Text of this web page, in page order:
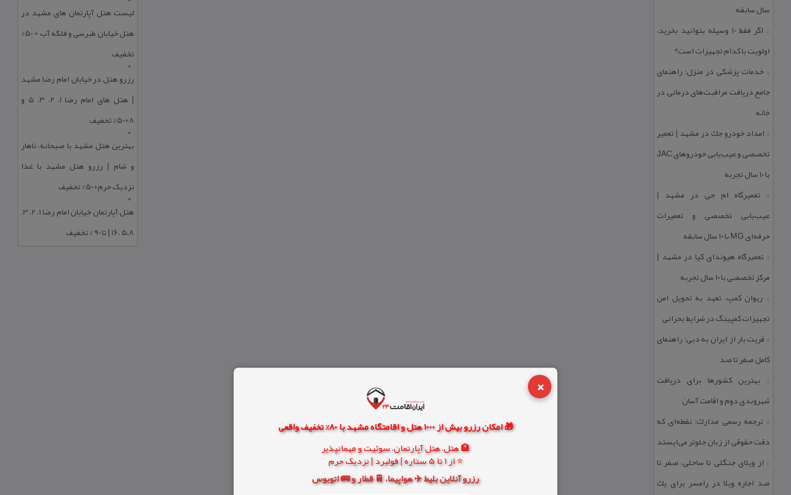
×
🎁 امکان رزرو بیش از 1000 هتل و اقامتگاه مشهد با 80% تخفیف واقعی
🏨 هتل، هتل آپارتمان، سوئیت و مهمانپذیر
⭐ از 1 تا 5 ستاره | فولبرد | نزدیک حرم
رزرو آنلاین بلیط ✈️ هواپیما، 🚆 قطار و 🚌 اتوبوس
سال سابقه
::
اگر فقط 10 وسیله بتوانید بخرید،
اولویت با كدام تجهیزات است؟
:: خدمات پزشكی در منزل؛ راهنمای
جامع دریافت مراقبت‌های درمانی در
خانه
:: امداد خودرو جك در مشهد | تعمیر
تخصصی و عیب‌یابی خودروهای JAC
با ۱۰ سال تجربه
:: تعمیرگاه ام جی در مشهد |
عیب‌یابی تخصصی و تعمیرات
حرفه‌ای MG با ۱۰ سال سابقه
:: تعمیرگاه هیوندای كیا در مشهد |
مركز تخصصی با ۱۰ سال تجربه
:: ریوان كمپ، تعهد به تحویل امن
تجهیزات كمپینگ در شرایط بحرانی
:: فریت بار از ایران به دبی؛ راهنمای
كامل صفر تا صد
:: بهترین كشورها برای دریافت
شهروندی دوم و اقامت آسان
:: ترجمه رسمی مدارك؛ نقطه‌ای كه
دقت حقوقی از زبان جلوتر می‌ایستد
:: از ویلای جنگلی تا ساحلی، صفر تا
صد اجاره ویلا در رامسر برای یك
لیست هتل آپارتمان های مشهد در
هتل خیابان طبرسی و فلکه آب + 50%
تخفیف
رزرو هتل در خیابان امام رضا مشهد
| هتل‌ های امام رضا 1، 2، 3، 5 و
8+50% تخفیف
بهترین هتل مشهد با صبحانه، ناهار
و شام | رزرو هتل مشهد با غذا
نزدیک حرم+50% تخفیف
هتل آپارتمان خیابان امام رضا 1، 2، 3،
5،8 ،16 | تا 90 % تخفیف